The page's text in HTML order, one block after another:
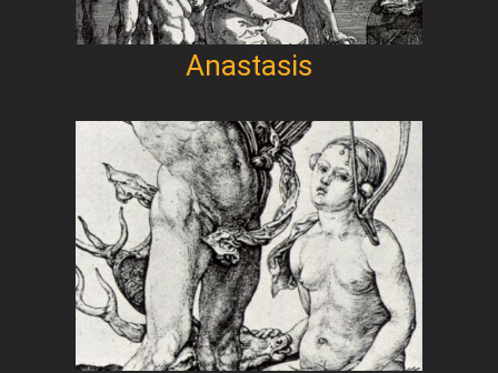
Anastasis